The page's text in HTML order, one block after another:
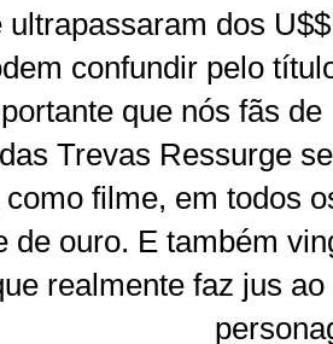
ultrapassaram dos
confundir pelo
que nós fãs
Trevas Ressurge
filme, em todos
de ouro. E também
realmente faz jus